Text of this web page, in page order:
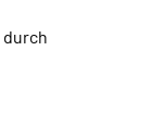
durch